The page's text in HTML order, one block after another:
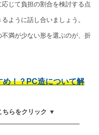
じて負担の割合を検討する点
ように話し合いましょう。
満が少ない形を選ぶのが、折
！？PC造について解
ちらをクリック ▼